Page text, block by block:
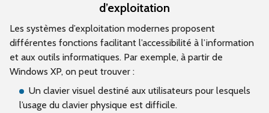
d’exploitation
Les systèmes d’exploitation modernes proposent
différentes fonctions facilitant l’accessibilité à l’information
et aux outils informatiques. Par exemple, à partir de
Windows XP, on peut trouver :
Un clavier visuel destiné aux utilisateurs pour lesquels
l’usage du clavier physique est difficile.